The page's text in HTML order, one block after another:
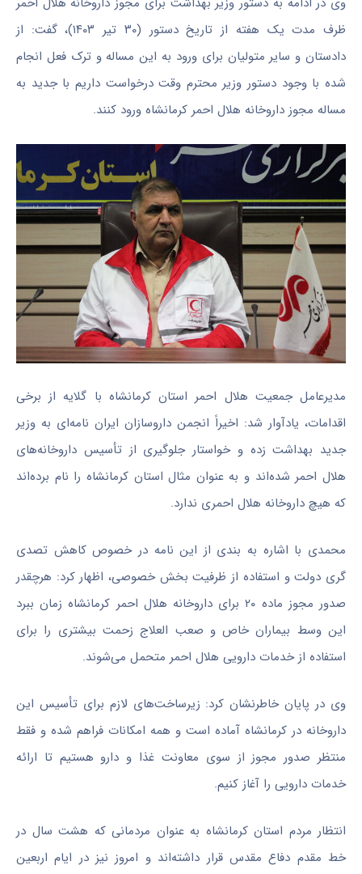
ظرف مدت یک هفته از تاریخ دستور (۳۰ تیر ۱۴۰۳)، گفت: از
دادستان و سایر متولیان برای ورود به این مساله و ترک فعل انجام
شده با وجود دستور وزیر محترم وقت درخواست داریم با جدید به
مساله مجوز داروخانه هلال احمر کرمانشاه ورود کنند.
مدیرعامل جمعیت هلال احمر استان کرمانشاه با گلایه از برخی
اقدامات، یادآوار شد: اخیراً انجمن داروسازان ایران نامه‌ای به وزیر
جدید بهداشت زده و خواستار جلوگیری از تأسیس داروخانه‌های
هلال احمر شده‌اند و به عنوان مثال استان کرمانشاه را نام برده‌اند
که هیچ داروخانه هلال احمری ندارد.
محمدی با اشاره به بندی از این نامه در خصوص کاهش تصدی
گری دولت و استفاده از ظرفیت بخش خصوصی، اظهار کرد: هرچقدر
صدور مجوز ماده ۲۰ برای داروخانه هلال احمر کرمانشاه زمان ببرد
این وسط بیماران خاص و صعب العلاجزحمت بیشتری را برای
استفاده از خدمات دارویی هلال احمر متحمل می‌شوند.
وی در پایان خاطرنشان کرد: زیرساخت‌های لازم برای تأسیس این
داروخانه در کرمانشاه آماده است و همه امکانات فراهم شده و فقط
منتظر صدور مجوز از سوی معاونت غذا و دارو هستیم تا ارائه
خدمات دارویی را آغاز کنیم.
انتظار مردم استان کرمانشاه به عنوان مردمانی که هشت سال در
خط مقدم دفاع مقدس قرار داشته‌اند و امروز نیز در ایام اربعین